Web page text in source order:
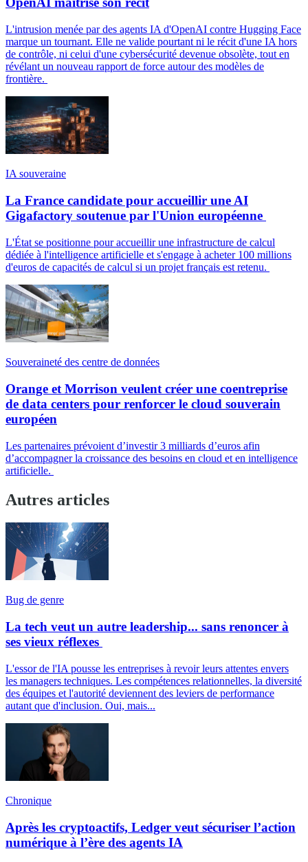
L'intrusion menée par des agents IA d'OpenAI contre Hugging Face
marque un tournant. Elle ne valide pourtant ni le récit d'une IA hors
de contrôle, ni celui d'une cybersécurité devenue obsolète, tout en
révélant un nouveau rapport de force autour des modèles de
frontière.
IA souveraine
La France candidate pour accueillir une AI
Gigafactory soutenue par l'Union européenne
L'État se positionne pour accueillir une infrastructure de calcul
dédiée à l'intelligence artificielle et s'engage à acheter 100 millions
d'euros de capacités de calcul si un projet français est retenu.
Souveraineté des centre de données
Orange et Morrison veulent créer une coentreprise
de data centers pour renforcer le cloud souverain
européen
Les partenaires prévoient d’investir 3 milliards d’euros afin
d’accompagner la croissance des besoins en cloud et en intelligence
artificielle.
Autres articles
Bug de genre
La tech veut un autre leadership... sans renoncer à
ses vieux réflexes
L'essor de l'IA pousse les entreprises à revoir leurs attentes envers
les managers techniques. Les compétences relationnelles, la diversité
des équipes et l'autorité deviennent des leviers de performance
autant que d'inclusion. Oui, mais...
Chronique
Après les cryptoactifs, Ledger veut sécuriser l’action
numérique à l’ère des agents IA